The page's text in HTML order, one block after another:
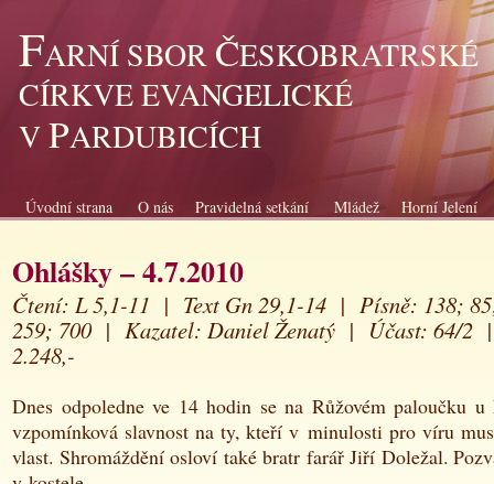
FARNÍ SBOR ČESKOBRATRSKÉ
CÍRKVE EVANGELICKÉ
VPARDUBICÍCH
Úvodní strana O nás Pravidelná setkání Mládež Horní Jelení
Ohlášky – 4.7.2010
Čtení: L 5,1-11 | Text Gn 29,1-14 | Písně: 138;
259; 700 | Kazatel: Daniel Ženatý | Účast: 64/
2.248,-
Dnes odpoledne ve 14 hodin se na Růžovém paloučku
vzpomínková slavnost na ty, kteří v minulosti pro víru
vlast. Shromáždění osloví také bratr farář Jiří Doležal.